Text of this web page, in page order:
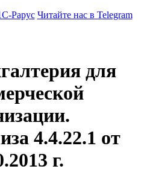
Рарус Читайте нас в Telegram
для
4.4.22.1 от
г.